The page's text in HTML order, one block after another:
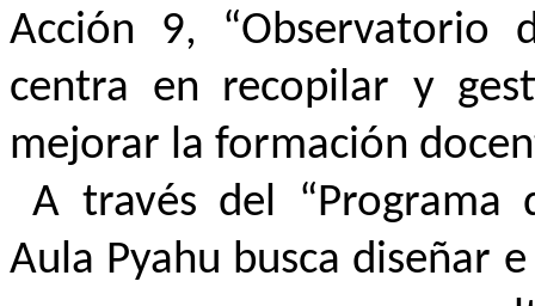
Acción 9, “Observatorio
centra en recopilar y
mejorar la formación
A través del “Programa
Aula Pyahu busca diseñar